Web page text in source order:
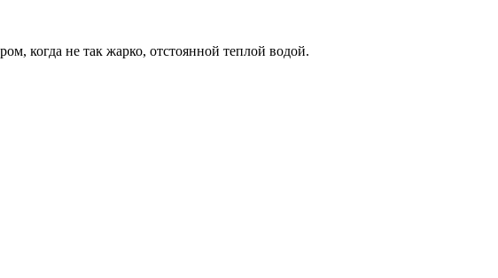
когда не так жарко, отстоянной теплой водой.